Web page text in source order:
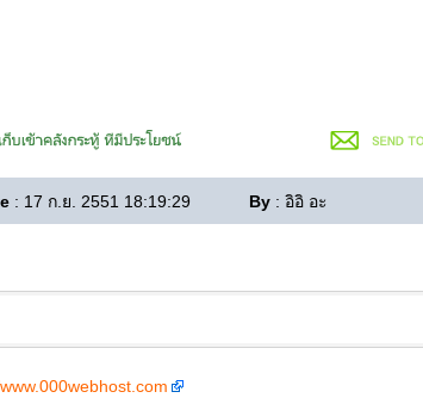
: 17 ก.ย. 2551 18:19:29 By : อิอิ อะ